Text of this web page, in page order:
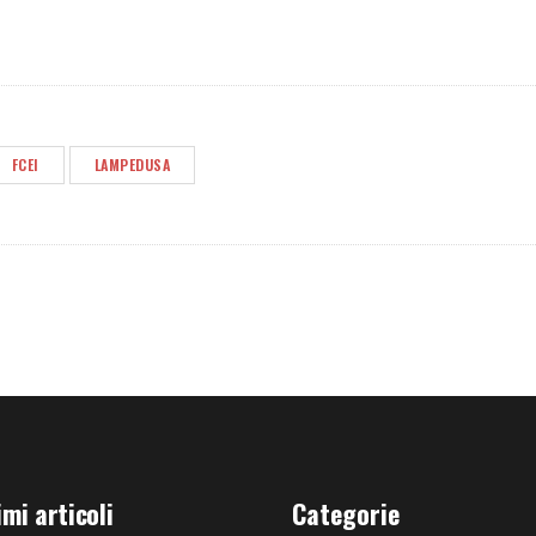
FCEI LAMPEDUSA
articoli Categorie